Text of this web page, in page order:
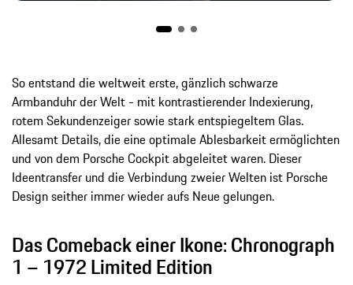
So entstand die weltweit erste, gänzlich schwarze
Armbanduhr der Welt - mit kontrastierender Indexierung,
rotem Sekundenzeiger sowie stark entspiegeltem Glas.
Allesamt Details, die eine optimale Ablesbarkeit ermöglichten
und von dem Porsche Cockpit abgeleitet waren. Dieser
Ideentransfer und die Verbindung zweier Welten ist Porsche
Design seither immer wieder aufs Neue gelungen.
Das Comeback einer Ikone: Chronograph
1 – 1972 Limited Edition